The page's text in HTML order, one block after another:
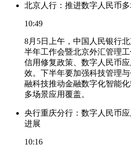
北京人行：推进数字人民币
10:49
8月5日上午，中国人民银行
半年工作会暨北京外汇管理
信用修复政策、数字人民币
效。下半年要加强科技管理
融科技推动金融数字化智能
多场景应用覆盖。
央行重庆分行：数字人民币
进展
10:16